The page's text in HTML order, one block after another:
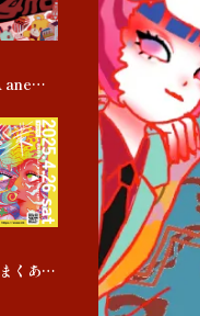
CHIKAKARA anew 3rd ANNIVERSARY ONEMAN~母胎~
anew新体制『まくあけ巡業』